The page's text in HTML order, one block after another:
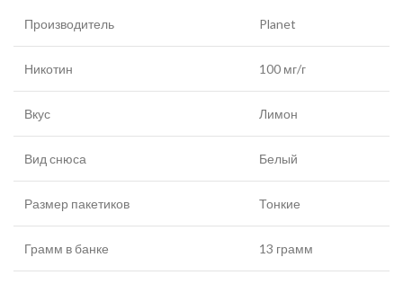
Производитель Planet
Никотин 100 мг/г
Вкус Лимон
Вид снюса Белый
Размер пакетиков Тонкие
Грамм в банке 13 грамм